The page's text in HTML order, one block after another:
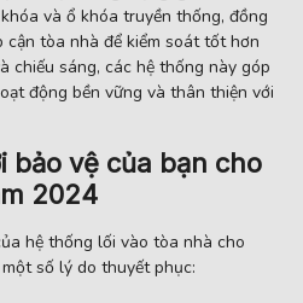
và ổ khóa truyền thống, đồng
tòa nhà để kiểm soát tốt hơn
chiếu sáng, các hệ thống này góp
động bền vững và thân thiện với
bảo vệ của bạn cho
2024
hệ thống lối vào tòa nhà cho
số lý do thuyết phục: